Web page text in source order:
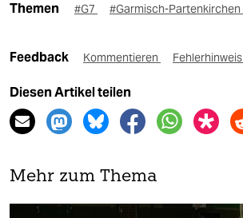
Themen #G7 #Garmisch-Partenkirchen
Feedback Kommentieren Fehlerhinweis
Diesen Artikel teilen
Mehr zum Thema